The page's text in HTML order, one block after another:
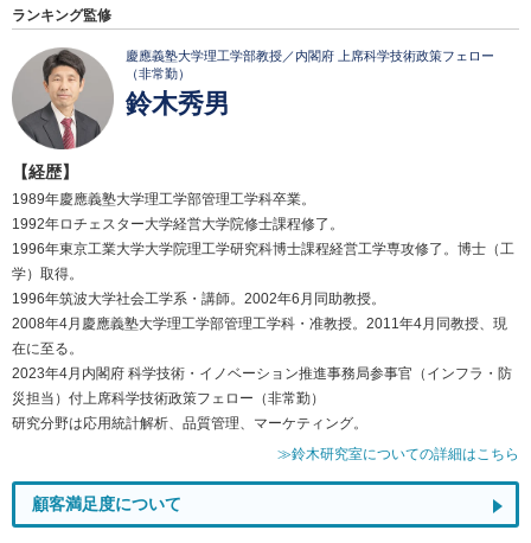
ランキング監修
慶應義塾大学理工学部教授／内閣府 上席科学技術政策フェロー
（非常勤）
鈴木秀男
【経歴】
1989年慶應義塾大学理工学部管理工学科卒業。
1992年ロチェスター大学経営大学院修士課程修了。
1996年東京工業大学大学院理工学研究科博士課程経営工学専攻修了。博士（工
学）取得。
1996年筑波大学社会工学系・講師。2002年6月同助教授。
2008年4月慶應義塾大学理工学部管理工学科・准教授。2011年4月同教授、現
在に至る。
2023年4月内閣府 科学技術・イノベーション推進事務局参事官（インフラ・防
災担当）付上席科学技術政策フェロー（非常勤）
研究分野は応用統計解析、品質管理、マーケティング。
≫鈴木研究室についての詳細はこちら
顧客満足度について